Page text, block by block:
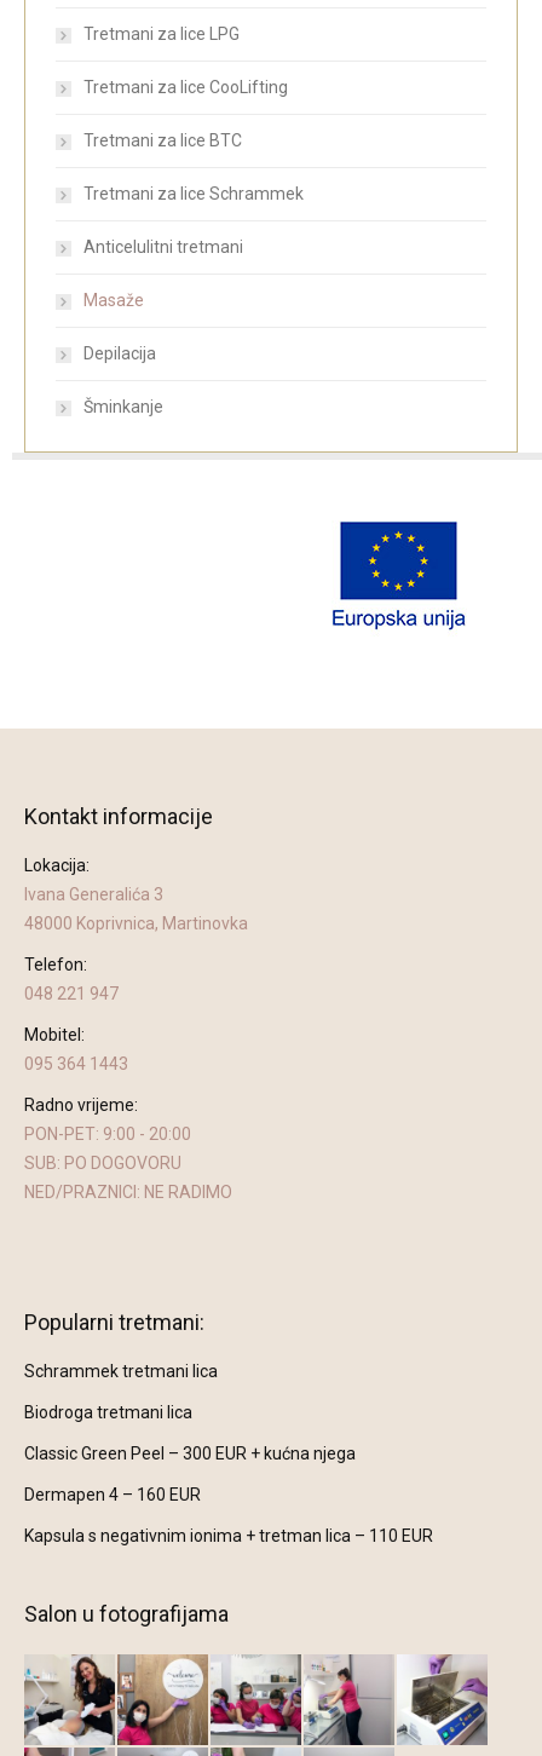
Tretmani za lice LPG
Tretmani za lice CooLifting
Tretmani za lice BTC
Tretmani za lice Schrammek
Anticelulitni tretmani
Masaže
Depilacija
Šminkanje
Kontakt informacije
Lokacija:
Ivana Generalića 3
48000 Koprivnica, Martinovka
Telefon:
048 221 947
Mobitel:
095 364 1443
Radno vrijeme:
PON-PET: 9:00 - 20:00
SUB: PO DOGOVORU
NED/PRAZNICI: NE RADIMO
Popularni tretmani:
Schrammek tretmani lica
Biodroga tretmani lica
Classic Green Peel – 300 EUR + kućna njega
Dermapen 4 – 160 EUR
Kapsula s negativnim ionima + tretman lica – 110 EUR
Salon u fotografijama